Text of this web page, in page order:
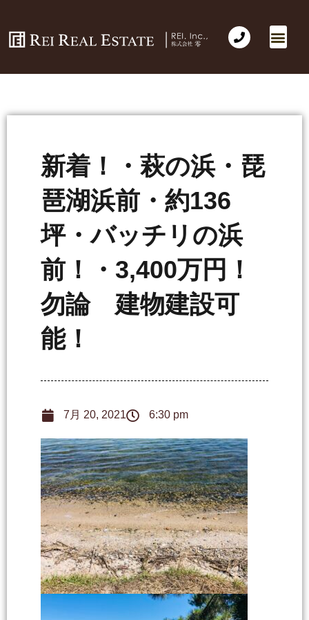
新着！・萩の浜・琵
琶湖浜前・約136
坪・バッチリの浜
前！・3,400万円！
勿論 建物建設可
能！
7月 20, 2021 6:30 pm